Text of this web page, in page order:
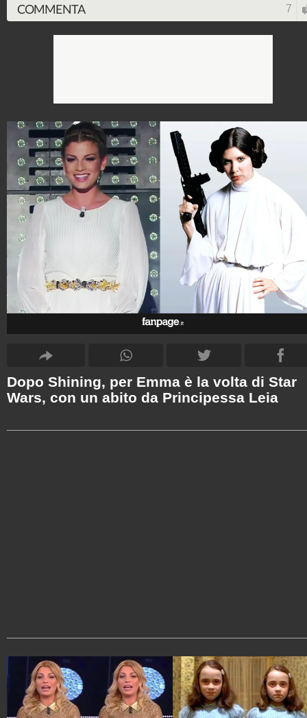
COMMENTA 7
Dopo Shining, per Emma è la volta di Star
Wars, con un abito da Principessa Leia